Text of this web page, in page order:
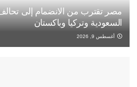
مصر تقترب من الانضمام إلى
السعودية وتركيا وباكستان
أغسطس 9, 2026